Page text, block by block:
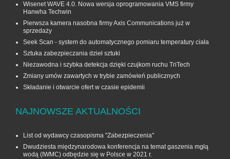
Wisenet WAVE 4.0. Nowa wersja oprogramowania VMS firmy
Hanwha Techwin
Pierwsza kamera nasobna firmy Axis Communications już w
sprzedaży
Seek Scan - system do automatycznego pomiaru temperatury ciała
Sztuka zabezpieczania dzieł sztuki
Niezawodna i szybka detekcja dzięki czujkom ruchu TriTech
Zmiany umów zawartych w trybie zamówień publicznych
Składanie i otwarcie ofert w czasie epidemii
NAJNOWSZE AKTUALNOŚCI
List od wydawcy czasopisma "Zabezpieczenia"
Dwudziesta międzynarodowa konferencja na temat gaszenia mgłą
wodą (IWMC) odbędzie się w Polsce w 2021 r.